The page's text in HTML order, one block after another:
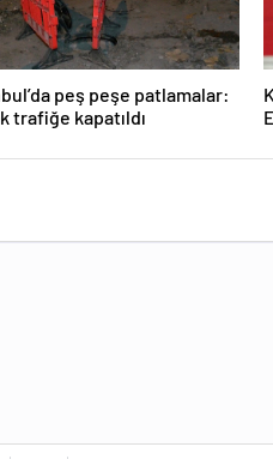
peş peşe patlamalar:
trafiğe kapatıldı